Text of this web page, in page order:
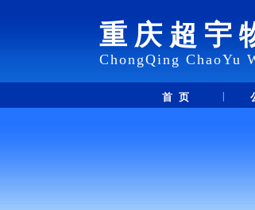
重庆超宇
ChongQing ChaoYu
首 页